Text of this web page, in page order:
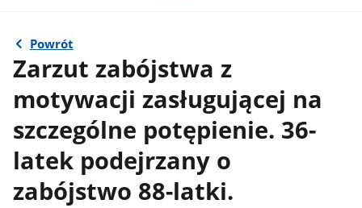
Powrót
Zarzut zabójstwa z
motywacji zasługującej na
szczególne potępienie. 36-
latek podejrzany o
zabójstwo 88-latki.